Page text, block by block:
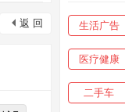
返 回 生活广告
医疗健康
二手车